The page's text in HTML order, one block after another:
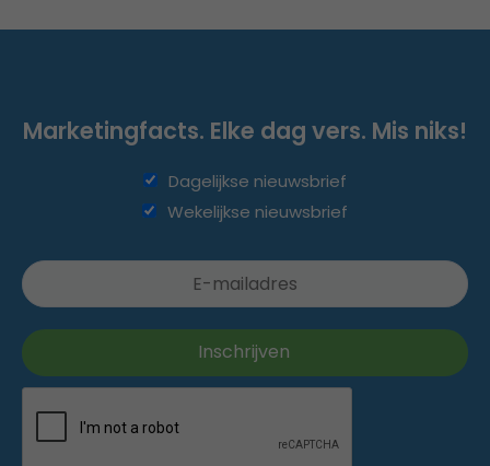
Marketingfacts. Elke dag vers. Mis niks!
Dagelijkse nieuwsbrief
Wekelijkse nieuwsbrief